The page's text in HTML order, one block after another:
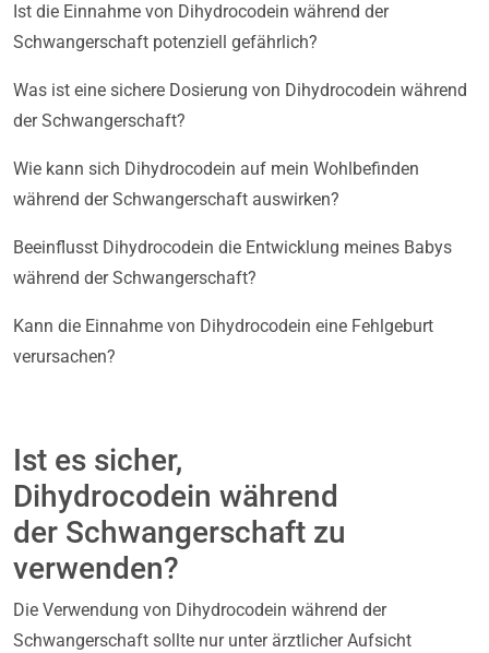
Ist die Einnahme von Dihydrocodein während der
Schwangerschaft potenziell gefährlich?
Was ist eine sichere Dosierung von Dihydrocodein während
der Schwangerschaft?
Wie kann sich Dihydrocodein auf mein Wohlbefinden
während der Schwangerschaft auswirken?
Beeinflusst Dihydrocodein die Entwicklung meines Babys
während der Schwangerschaft?
Kann die Einnahme von Dihydrocodein eine Fehlgeburt
verursachen?
Ist es sicher,
Dihydrocodein während
der Schwangerschaft zu
verwenden?
Die Verwendung von Dihydrocodein während der
Schwangerschaft sollte nur unter ärztlicher Aufsicht